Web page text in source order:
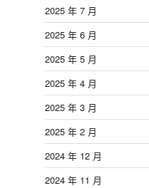
2025 年 7 月
2025 年 6 月
2025 年 5 月
2025 年 4 月
2025 年 3 月
2025 年 2 月
2024 年 12 月
2024 年 11 月